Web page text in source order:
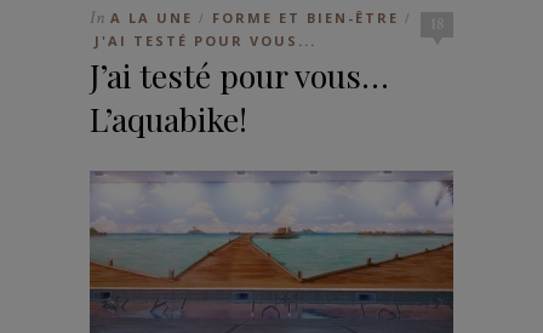
18
In A LA UNE / FORME ET BIEN-ÊTRE /
J'AI TESTÉ POUR VOUS...
J’ai testé pour vous…
L’aquabike!